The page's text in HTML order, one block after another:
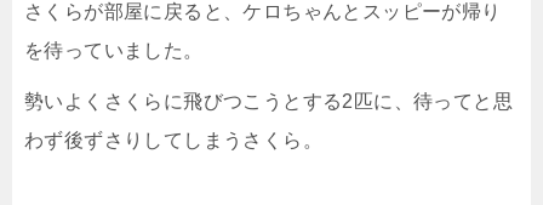
さくらが部屋に戻ると、ケロちゃんとスッピーが帰り
を待っていました。
勢いよくさくらに飛びつこうとする2匹に、待ってと思
わず後ずさりしてしまうさくら。